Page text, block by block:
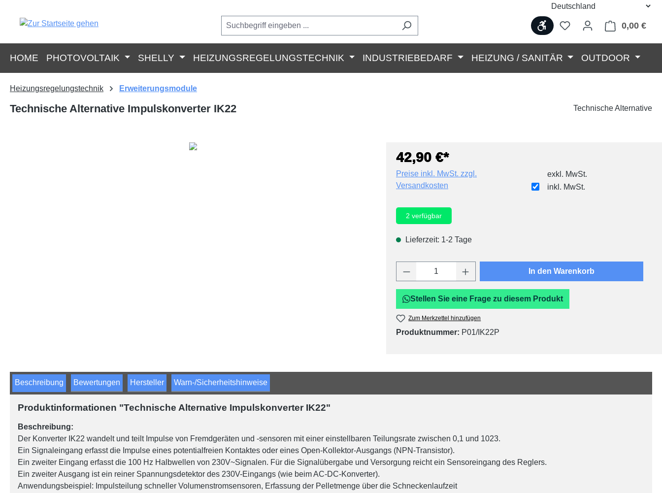
Werkzeugleiste anzeigen
0,00 €
HOME PHOTOVOLTAIK SHELLY HEIZUNGSREGELUNGSTECHNIK INDUSTRIEBEDARF HEIZUNG / SANITÄR OUTDOOR
Heizungsregelungstechnik Erweiterungsmodule
Technische Alternative Impulskonverter IK22 Technische Alternative
42,90 €*
Preise inkl. MwSt. zzgl.
Versandkosten
exkl. MwSt.
inkl. MwSt.
2 verfügbar
Lieferzeit: 1-2 Tage
Produkt Anzahl: Gib den gewünschten Wert ein
In den Warenkorb
Stellen Sie eine Frage zu diesem Produkt
Zum Merkzettel hinzufügen
Produktnummer: P01/IK22P
Beschreibung Bewertungen Hersteller Warn-/Sicherheitshinweise
Produktinformationen "Technische Alternative Impulskonverter IK22"
Beschreibung:
Der Konverter IK22 wandelt und teilt Impulse von Fremdgeräten und -sensoren mit einer einstellbaren Teilungsrate zwischen 0,1 und 1023.
Ein Signaleingang erfasst die Impulse eines potentialfreien Kontaktes oder eines Open-Kollektor-Ausgangs (NPN-Transistor).
Ein zweiter Eingang erfasst die 100 Hz Halbwellen von 230V~Signalen. Für die Signalübergabe und Versorgung reicht ein Sensoreingang des Reglers.
Ein zweiter Ausgang ist ein reiner Spannungsdetektor des 230V-Eingangs (wie beim AC-DC-Konverter).
Anwendungsbeispiel: Impulsteilung schneller Volumenstromsensoren, Erfassung der Pelletmenge über die Schneckenlaufzeit